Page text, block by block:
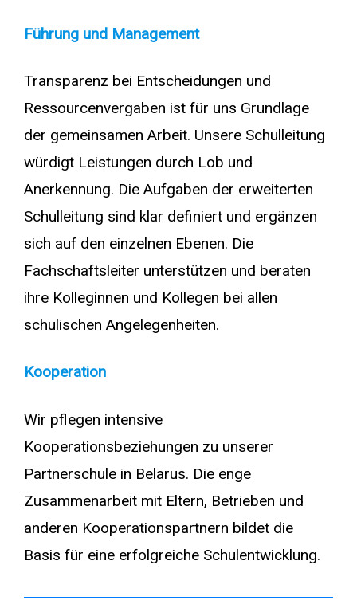
Führung und Management
Transparenz bei Entscheidungen und
Ressourcenvergaben ist für uns Grundlage
der gemeinsamen Arbeit. Unsere Schulleitung
würdigt Leistungen durch Lob und
Anerkennung. Die Aufgaben der erweiterten
Schulleitung sind klar definiert und ergänzen
sich auf den einzelnen Ebenen. Die
Fachschaftsleiter unterstützen und beraten
ihre Kolleginnen und Kollegen bei allen
schulischen Angelegenheiten.
Kooperation
Wir pflegen intensive
Kooperationsbeziehungen zu unserer
Partnerschule in Belarus. Die enge
Zusammenarbeit mit Eltern, Betrieben und
anderen Kooperationspartnern bildet die
Basis für eine erfolgreiche Schulentwicklung.